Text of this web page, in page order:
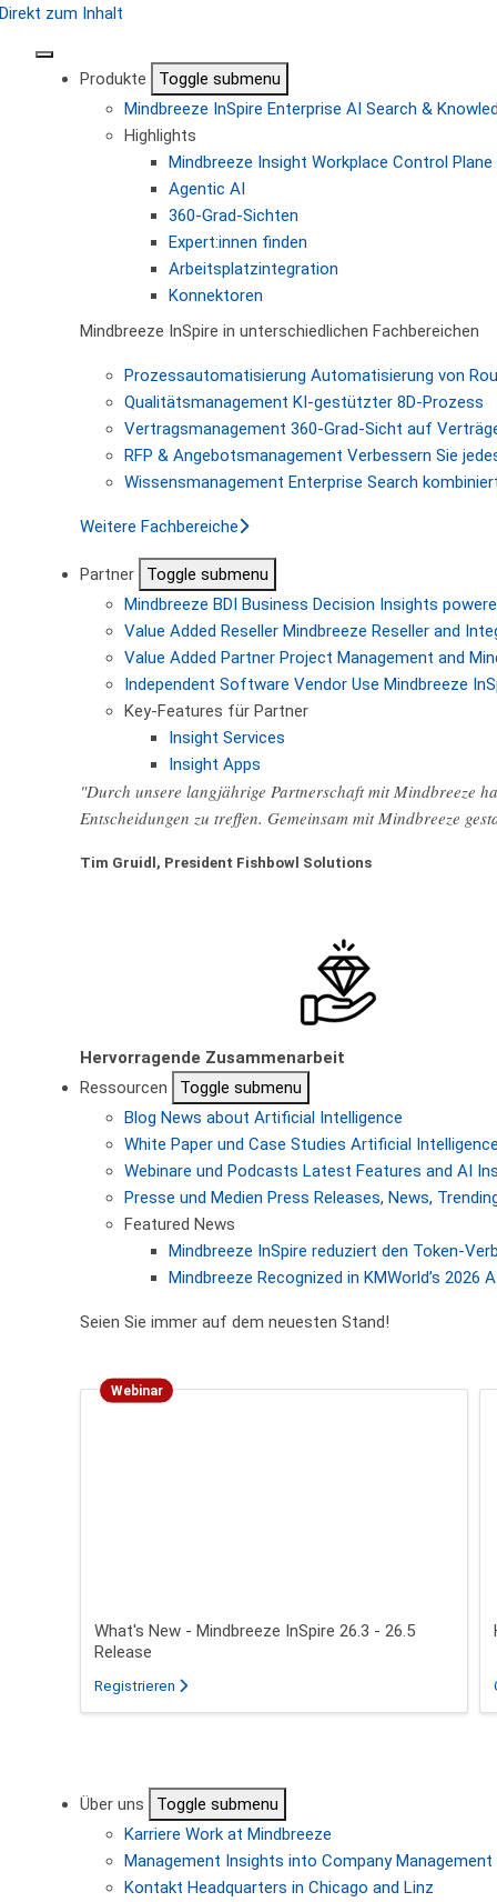
Direkt zum Inhalt
Produkte
Toggle submenu
Mindbreeze InSpire Enterprise AI Search &
Highlights
Mindbreeze Insight Workplace Control
Agentic AI
360-Grad-Sichten
Expert:innen finden
Arbeitsplatzintegration
Konnektoren
Mindbreeze InSpire in unterschiedlichen Fachbereichen
Prozessautomatisierung Automatisierung von
Qualitätsmanagement KI-gestützter 8D-Prozess
Vertragsmanagement 360-Grad-Sicht auf
RFP & Angebotsmanagement Verbessern Sie
Wissensmanagement Enterprise Search
Weitere Fachbereiche
Partner
Toggle submenu
Mindbreeze BDI Business Decision Insights
Value Added Reseller Mindbreeze Reseller and
Value Added Partner Project Management and
Independent Software Vendor Use Mindbreeze
Key-Features für Partner
Insight Services
Insight Apps
"Durch unsere langjährige Partnerschaft mit Mindbreeze
Entscheidungen zu treffen. Gemeinsam mit Mindbreeze
Tim Gruidl, President Fishbowl Solutions
Hervorragende Zusammenarbeit
Ressourcen
Toggle submenu
Blog News about Artificial Intelligence
White Paper und Case Studies Artificial
Webinare und Podcasts Latest Features and AI
Presse und Medien Press Releases, News,
Featured News
Mindbreeze InSpire reduziert den Token-
Mindbreeze Recognized in KMWorld’s
Seien Sie immer auf dem neuesten Stand!
Webinar
What's New - Mindbreeze InSpire 26.3 - 26.5
Release
Registrieren für das Webinar über What's New - Mindbreeze
Über uns
Toggle submenu
Karriere Work at Mindbreeze
Management Insights into Company Management
Kontakt Headquarters in Chicago and Linz